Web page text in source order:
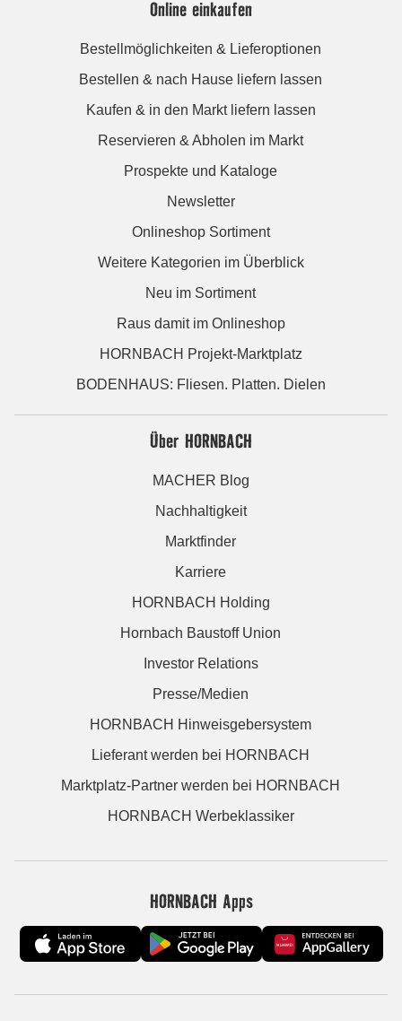
Online einkaufen
Bestellmöglichkeiten & Lieferoptionen
Bestellen & nach Hause liefern lassen
Kaufen & in den Markt liefern lassen
Reservieren & Abholen im Markt
Prospekte und Kataloge
Newsletter
Onlineshop Sortiment
Weitere Kategorien im Überblick
Neu im Sortiment
Raus damit im Onlineshop
HORNBACH Projekt-Marktplatz
BODENHAUS: Fliesen. Platten. Dielen
Über HORNBACH
MACHER Blog
Nachhaltigkeit
Marktfinder
Karriere
HORNBACH Holding
Hornbach Baustoff Union
Investor Relations
Presse/Medien
HORNBACH Hinweisgebersystem
Lieferant werden bei HORNBACH
Marktplatz-Partner werden bei HORNBACH
HORNBACH Werbeklassiker
HORNBACH Apps